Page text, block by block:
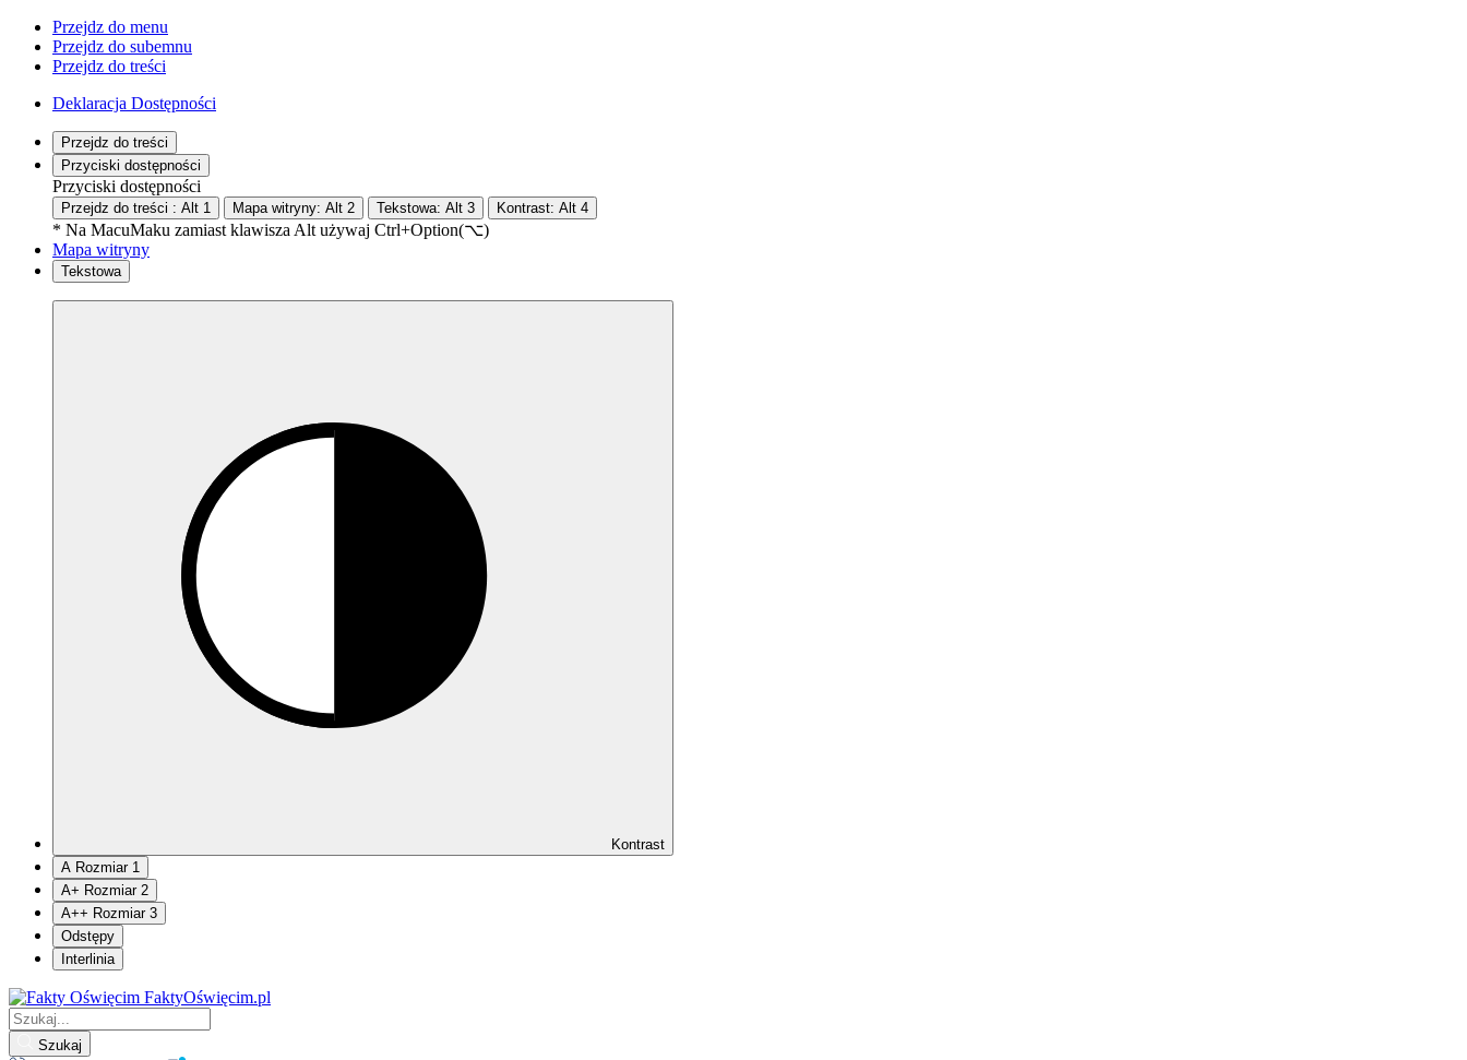
Przejdz do menu
Przejdz do subemnu
Przejdz do treści
Deklaracja Dostępności
Przejdz do treści
Przyciski dostępności
Przyciski dostępności
Przejdz do treści : Alt 1 Mapa witryny: Alt 2 Tekstowa: Alt 3 Kontrast: Alt 4
* Na MacuMaku zamiast klawisza Alt używaj Ctrl+Option(⌥)
Mapa witryny
Tekstowa
Kontrast
A Rozmiar 1
A+ Rozmiar 2
A++ Rozmiar 3
Odstępy
Interlinia
FaktyOświęcim.pl
Szukaj